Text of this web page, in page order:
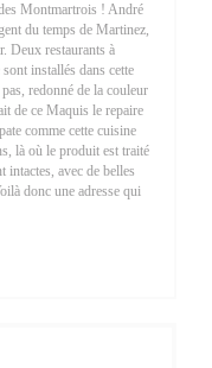
Montmartrois ! André
du temps de Martinez,
Deux restaurants à
installés dans cette
redonné de la couleur
de ce Maquis le repaire
comme cette cuisine
là où le produit est traité
intactes, avec de belles
donc une adresse qui